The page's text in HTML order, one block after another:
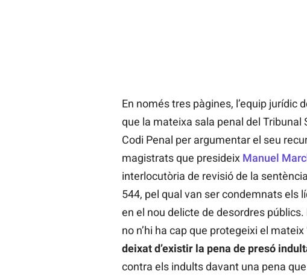
En només tres pàgines, l’equip
que la mateixa sala penal del
Codi Penal per argumentar el seu
magistrats que presideix Manuel
interlocutòria de revisió de la
544, pel qual van ser condemnats els
en el nou delicte de desordres
no n’hi ha cap que protegeixi el mateix
deixat d’existir la pena de presó
contra els indults davant una pena